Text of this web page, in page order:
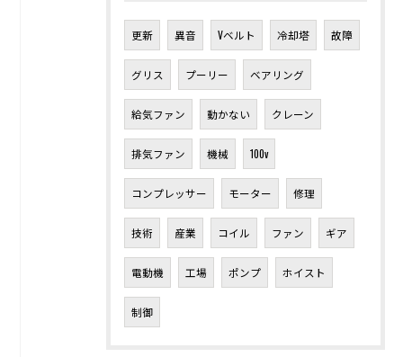
更新 異音 Vベルト 冷却塔 故障
グリス プーリー ベアリング
給気ファン 動かない クレーン
排気ファン 機械 100v
コンプレッサー モーター 修理
技術 産業 コイル ファン ギア
電動機 工場 ポンプ ホイスト
制御